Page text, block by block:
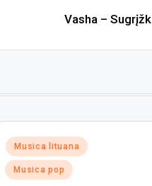
Vasha – Sugrįžk
Posted
in
Musica lituana
Musica pop